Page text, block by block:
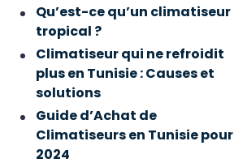
Qu’est-ce qu’un climatiseur
tropical ?
Climatiseur qui ne refroidit
plus en Tunisie : Causes et
solutions
Guide d’Achat de
Climatiseurs en Tunisie pour
2024